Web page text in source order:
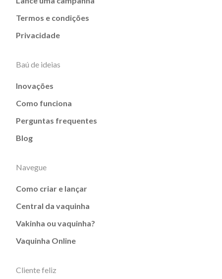
Termos e condições
Privacidade
Baú de ideias
Inovações
Como funciona
Perguntas frequentes
Blog
Navegue
Como criar e lançar
Central da vaquinha
Vakinha ou vaquinha?
Vaquinha Online
Cliente feliz